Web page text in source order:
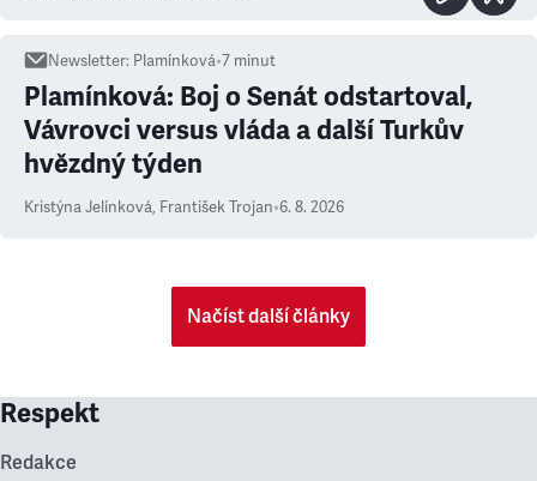
Newsletter: Plamínková•7 minut
Plamínková: Boj o Senát odstartoval,
Vávrovci versus vláda a další Turkův
hvězdný týden
Kristýna Jelínková, František Trojan•6. 8. 2026
Načíst další články
Respekt
Redakce